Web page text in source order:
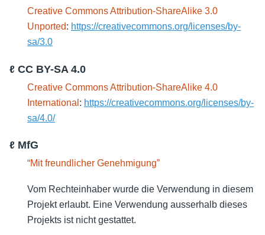
Creative Commons Attribution-ShareAlike 3.0
Unported: https://creativecommons.org/licenses/by-
sa/3.0
ℓ CC BY-SA 4.0
Creative Commons Attribution-ShareAlike 4.0
International : https://creativecommons.org/licenses/by-
sa/4.0/
ℓ MfG
“Mit freundlicher Genehmigung”
Vom Rechteinhaber wurde die Verwendung in diesem
Projekt erlaubt. Eine Verwendung ausserhalb dieses
Projekts ist nicht gestattet.